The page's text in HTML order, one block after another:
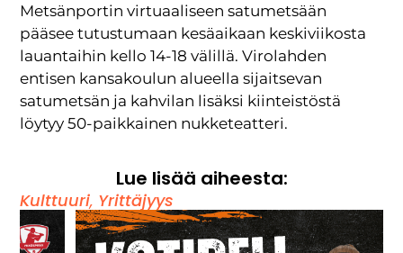
Metsänportin virtuaaliseen satumetsään
pääsee tutustumaan kesäaikaan keskiviikosta
lauantaihin kello 14-18 välillä. Virolahden
entisen kansakoulun alueella sijaitsevan
satumetsän ja kahvilan lisäksi kiinteistöstä
löytyy 50-paikkainen nukketeatteri.
Lue lisää aiheesta:
Kulttuuri, Yrittäjyys